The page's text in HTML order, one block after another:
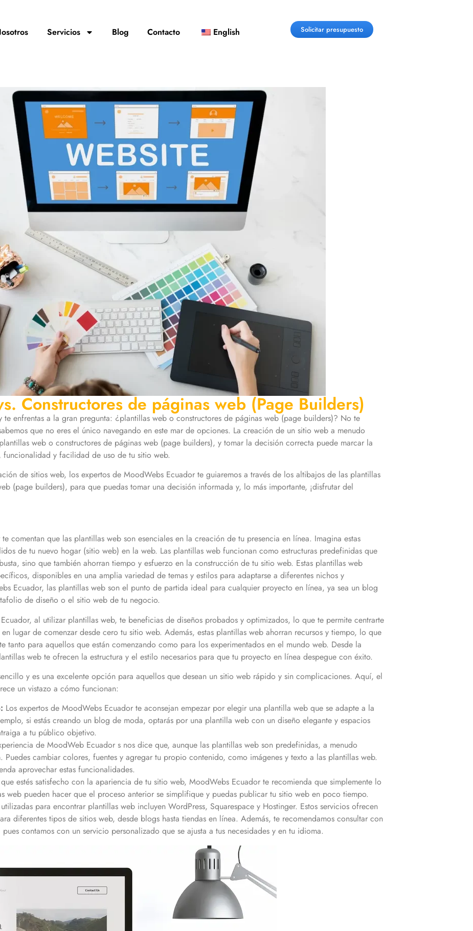
Servicios Blog Contacto English Solicitar presupuesto
Constructores de páginas web (Page Builders)
te enfrentas a la gran pregunta: ¿plantillas web o constructores de páginas web (page builders)? No te
que no eres el único navegando en este mar de opciones. La creación de un sitio web a menudo
web o constructores de páginas web (page builders), y tomar la decisión correcta puede marcar la
y facilidad de uso de tu sitio web.
de sitios web, los expertos de MoodWebs Ecuador te guiaremos a través de los altibajos de las plantillas
(page builders), para que puedas tomar una decisión informada y, lo más importante, ¡disfrutar del
comentan que las plantillas web son esenciales en la creación de tu presencia en línea. Imagina estas
de tu nuevo hogar (sitio web) en la web. Las plantillas web funcionan como estructuras predefinidas que
sino que también ahorran tiempo y esfuerzo en la construcción de tu sitio web. Estas plantillas web
disponibles en una amplia variedad de temas y estilos para adaptarse a diferentes nichos y
Ecuador, las plantillas web son el punto de partida ideal para cualquier proyecto en línea, ya sea un blog
de diseño o el sitio web de tu negocio.
al utilizar plantillas web, te beneficias de diseños probados y optimizados, lo que te permite centrarte
lugar de comenzar desde cero tu sitio web. Además, estas plantillas web ahorran recursos y tiempo, lo que
tanto para aquellos que están comenzando como para los experimentados en el mundo web. Desde la
web te ofrecen la estructura y el estilo necesarios para que tu proyecto en línea despegue con éxito.
y es una excelente opción para aquellos que desean un sitio web rápido y sin complicaciones. Aquí, el
un vistazo a cómo funcionan:
Los expertos de MoodWebs Ecuador te aconsejan empezar por elegir una plantilla web que se adapte a la
si estás creando un blog de moda, optarás por una plantilla web con un diseño elegante y espacios
a tu público objetivo.
de MoodWeb Ecuador s nos dice que, aunque las plantillas web son predefinidas, a menudo
Puedes cambiar colores, fuentes y agregar tu propio contenido, como imágenes y texto a las plantillas web.
aprovechar estas funcionalidades.
estés satisfecho con la apariencia de tu sitio web, MoodWebs Ecuador te recomienda que simplemente lo
web pueden hacer que el proceso anterior se simplifique y puedas publicar tu sitio web en poco tiempo.
para encontrar plantillas web incluyen WordPress, Squarespace y Hostinger. Estos servicios ofrecen
diferentes tipos de sitios web, desde blogs hasta tiendas en línea. Además, te recomendamos consultar con
contamos con un servicio personalizado que se ajusta a tus necesidades y en tu idioma.